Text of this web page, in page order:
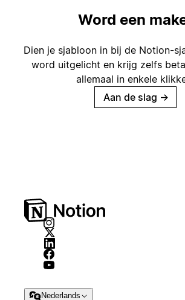
Word een
Dien je sjabloon in bij de Notion-
word uitgelicht en krijg zelfs
allemaal in enkele
Aan de slag →
Nederlands